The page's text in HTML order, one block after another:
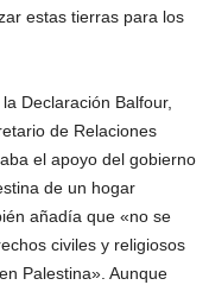
estas tierras para los
Declaración Balfour,
de Relaciones
el apoyo del gobierno
de un hogar
añadía que «no se
civiles y religiosos
Palestina». Aunque